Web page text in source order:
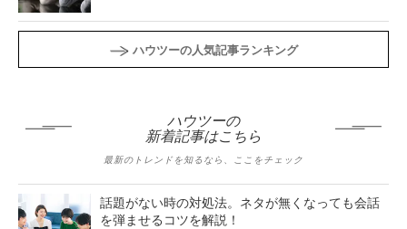
ハウツーの人気記事ランキング
ハウツーの
新着記事はこちら
最新のトレンドを知るなら、ここをチェック
話題がない時の対処法。ネタが無くなっても会話
を弾ませるコツを解説！